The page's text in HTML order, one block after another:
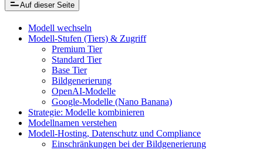
Auf dieser Seite
Modell wechseln
Modell-Stufen (Tiers) & Zugriff
Premium Tier
Standard Tier
Base Tier
Bildgenerierung
OpenAI-Modelle
Google-Modelle (Nano Banana)
Strategie: Modelle kombinieren
Modellnamen verstehen
Modell-Hosting, Datenschutz und Compliance
Einschränkungen bei der Bildgenerierung